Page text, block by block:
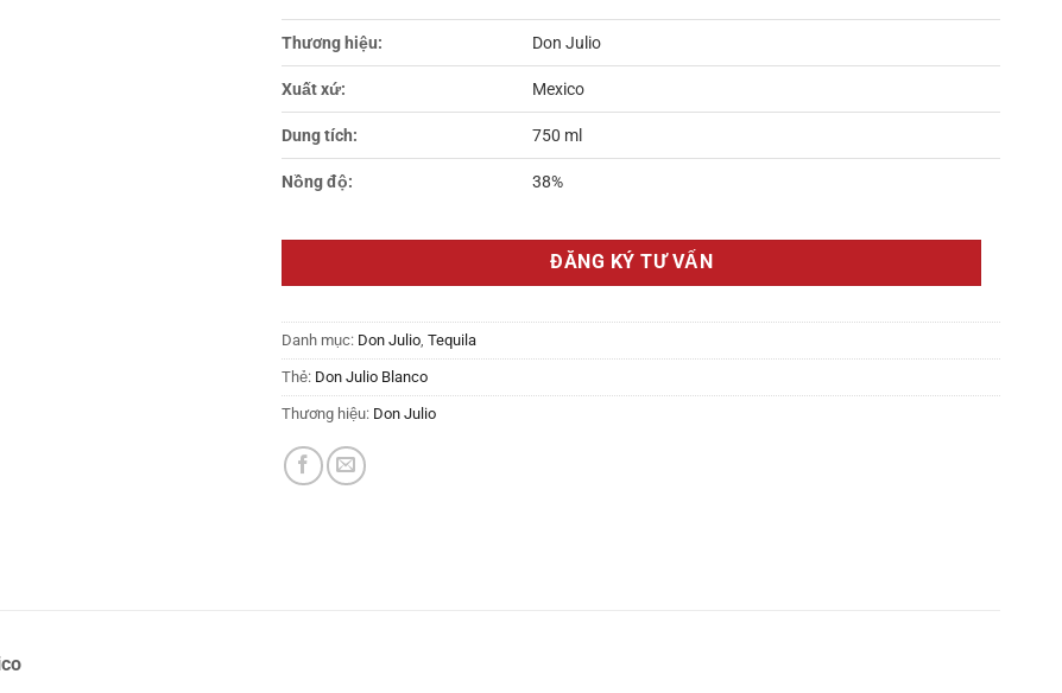
Thương hiệu: Don Julio
Xuất xứ: Mexico
Dung tích: 750 ml
Nồng độ: 38%
ĐĂNG KÝ TƯ VẤN
Danh mục: Don Julio Tequila
Thẻ: Don Julio Blanco
Thương hiệu: Don Julio